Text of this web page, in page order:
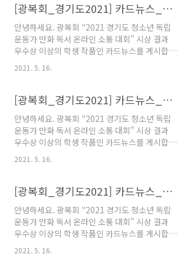
[광복회_경기도2021] 카드뉴스_최우수상(중등부)_김가진 학생작품
안녕하세요. 광복회 "2021 경기도 청소년 독립
운동가 만화 독서 온라인 소통 대회" 시상 결과
우수상 이상의 학생 작품인 카드뉴스를 게시합니
다. ::: [광복회_경기도2021] 카드뉴스_최우수상
(중등부)_김가진 학생작품 ::: "독립운동가 100
참가했던 내용으로 출품한 학생에게 모든 소유권
과 저작권의 책임이 있습니다. 좋은 만화 작가들
이 참여한 "독립운동가 100인 만화" 독서로 다시
금 독립운동가 정신 함양에 도움이 되기를 고대
합니다. 다시한번 이번 대회에 관심과 출품했던
학생 모두에게 감사의 마음을 전합니다. 감사합
2021. 5. 16.
[광복회_경기도2021] 카드뉴스_최우수상(초등부)_박지유 학생작품
안녕하세요. 광복회 "2021 경기도 청소년 독립
운동가 만화 독서 온라인 소통 대회" 시상 결과
우수상 이상의 학생 작품인 카드뉴스를 게시합니
다. ::: [광복회_경기도2021] 카드뉴스_최우수상
(초등부)_박지유 학생작품 ::: "독립운동가 100
참가했던 내용으로 출품한 학생에게 모든 소유권
과 저작권의 책임이 있습니다. 좋은 만화 작가들
이 참여한 "독립운동가 100인 만화" 독서로 다시
금 독립운동가 정신 함양에 도움이 되기를 고대
합니다. 다시한번 이번 대회에 관심과 출품했던
학생 모두에게 감사의 마음을 전합니다. 감사합
2021. 5. 16.
[광복회_경기도2021] 카드뉴스_우수상(고등부)_마채운 학생작품
안녕하세요. 광복회 "2021 경기도 청소년 독립
운동가 만화 독서 온라인 소통 대회" 시상 결과
우수상 이상의 학생 작품인 카드뉴스를 게시합니
다. ::: [광복회_경기도2021] 카드뉴스_우수상
(고등부)_마채운 학생작품 ::: "독립운동가 100
2021. 5. 16.